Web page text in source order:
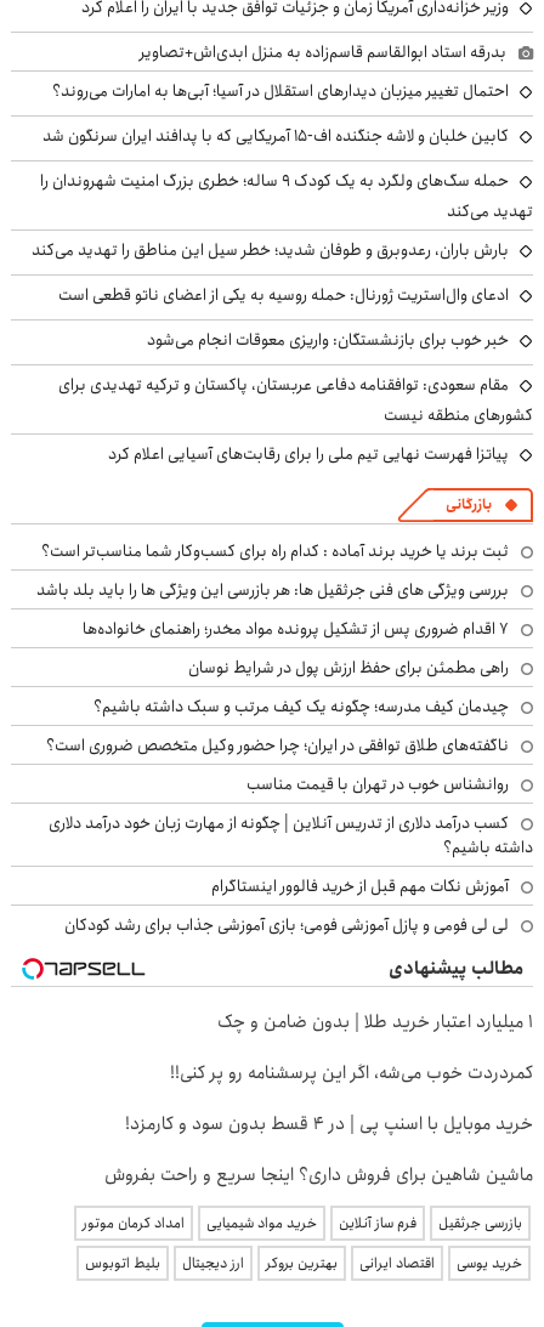
وزیر خزانه‌داری آمریکا زمان و جزئیات توافق جدید با ایران را اعلام کرد
بدرقه استاد ابوالقاسم قاسم‌زاده به منزل ابدی‌اش+تصاویر
احتمال تغییر میزبان دیدارهای استقلال در آسیا؛ آبی‌ها به امارات می‌روند؟
کابین خلبان و لاشه جنگنده اف-۱۵ آمریکایی که با پدافند ایران سرنگون شد
حمله سگ‌های ولگرد به یک کودک ۹ ساله؛ خطری بزرگ امنیت شهروندان را
تهدید می‌کند
بارش باران، رعدوبرق و طوفان شدید؛ خطر سیل این مناطق را تهدید می‌کند
ادعای وال‌استریت ژورنال: حمله روسیه به یکی از اعضای ناتو قطعی است
خبر خوب برای بازنشستگان: واریزی معوقات انجام می‌شود
مقام سعودی: توافقنامه دفاعی عربستان، پاکستان و ترکیه تهدیدی برای
کشورهای منطقه نیست
پیاتزا فهرست نهایی تیم ملی را برای رقابت‌های آسیایی اعلام کرد
بازرگانی
ثبت برند یا خرید برند آماده : کدام راه برای کسب‌وکار شما مناسب‌تر است؟
بررسی ویژگی های فنی جرثقیل ها: هر بازرسی این ویژگی ها را باید بلد باشد
۷ اقدام ضروری پس از تشکیل پرونده مواد مخدر؛ راهنمای خانواده‌ها
راهی مطمئن برای حفظ ارزش پول در شرایط نوسان
چیدمان کیف مدرسه؛ چگونه یک کیف مرتب و سبک داشته باشیم؟
ناگفته‌های طلاق توافقی در ایران؛ چرا حضور وکیل متخصص ضروری است؟
روانشناس خوب در تهران با قیمت مناسب
کسب درآمد دلاری از تدریس آنلاین | چگونه از مهارت زبان خود درآمد دلاری
داشته باشیم؟
آموزش نکات مهم قبل از خرید فالوور اینستاگرام
لی لی فومی و پازل آموزشی فومی؛ بازی آموزشی جذاب برای رشد کودکان
مطالب پیشنهادی
۱ میلیارد اعتبار خرید طلا | بدون ضامن و چک
کمردردت خوب می‌شه، اگر این پرسشنامه رو پر کنی!!
خرید موبایل با اسنپ پی | در ۴ قسط بدون سود و کارمزد!
ماشین شاهین برای فروش داری؟ اینجا سریع و راحت بفروش
بازرسی جرثقیل فرم ساز آنلاین خرید مواد شیمیایی
امداد کرمان موتور
خرید یوسی
اقتصاد ایرانی بهترین بروکر ارز دیجیتال بلیط اتوبوس